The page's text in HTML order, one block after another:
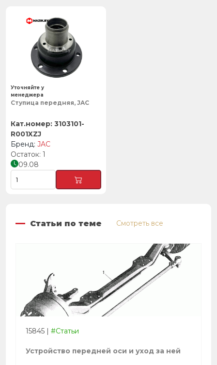
Ступица передняя, JAC
3103101-
R001XZJ
JAC
1
09.08
Уточняйте у
менеджера
Статьи по теме Смотреть все
15845 | #Статьи
Устройство передней оси и уход за ней